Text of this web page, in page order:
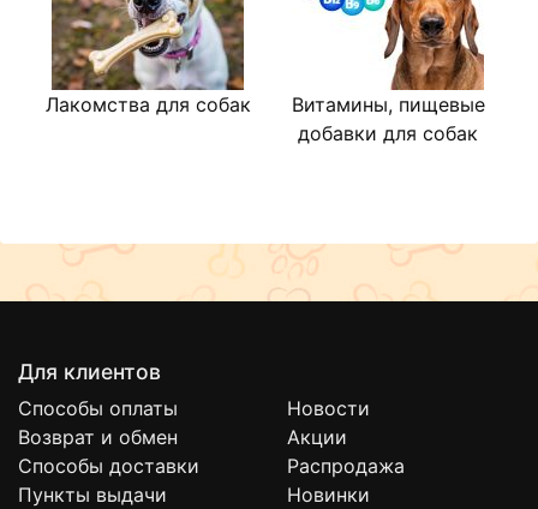
Лакомства для собак
Витамины, пищевые
добавки для собак
Для клиентов
Способы оплаты
Возврат и обмен
Способы доставки
Пункты выдачи
Новости
Акции
Распродажа
Новинки